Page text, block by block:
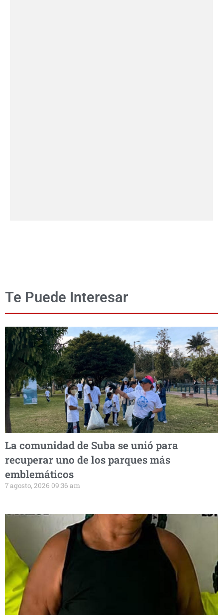
Te Puede Interesar
La comunidad de Suba se unió para
recuperar uno de los parques más
emblemáticos
7 agosto, 2026 09:36 am